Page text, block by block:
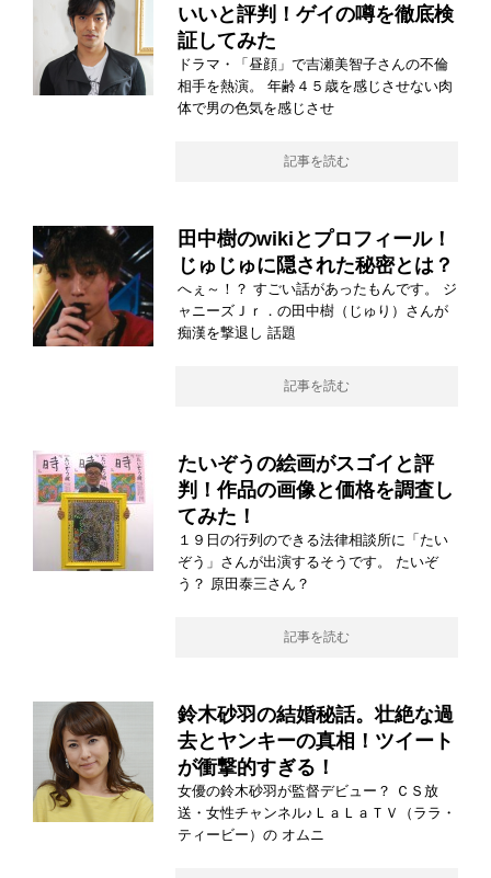
いいと評判！ゲイの噂を徹底検
証してみた
ドラマ・「昼顔」で吉瀬美智子さんの不倫
相手を熱演。 年齢４５歳を感じさせない肉
体で男の色気を感じさせ
記事を読む
田中樹のwikiとプロフィール！
じゅじゅに隠された秘密とは？
へぇ～！？ すごい話があったもんです。 ジ
ャニーズＪｒ．の田中樹（じゅり）さんが
痴漢を撃退し 話題
記事を読む
たいぞうの絵画がスゴイと評
判！作品の画像と価格を調査し
てみた！
１９日の行列のできる法律相談所に「たい
ぞう」さんが出演するそうです。 たいぞ
う？ 原田泰三さん？
記事を読む
鈴木砂羽の結婚秘話。壮絶な過
去とヤンキーの真相！ツイート
が衝撃的すぎる！
女優の鈴木砂羽が監督デビュー？ ＣＳ放
送・女性チャンネル♪ＬａＬａＴＶ（ララ・
ティービー）の オムニ